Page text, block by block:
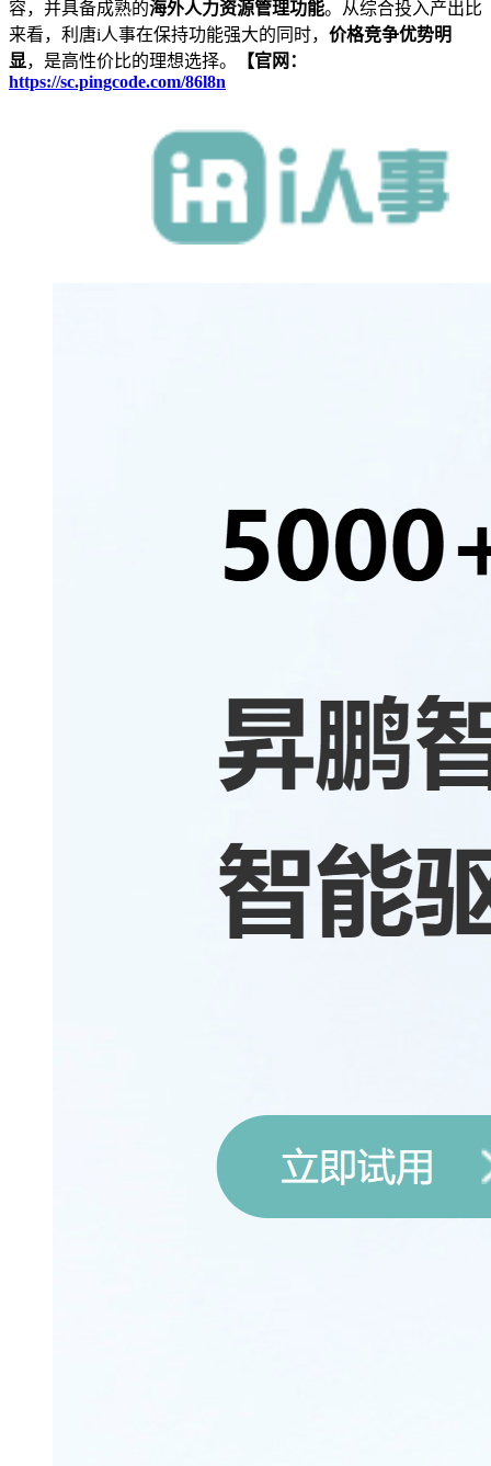
容，并具备成熟的海外人力资源管理功能。从综合投入产出比
来看，利唐i人事在保持功能强大的同时， 价格竞争优势明
显，是高性价比的理想选择。
【官网：
https://sc.pingcode.com/86l8n